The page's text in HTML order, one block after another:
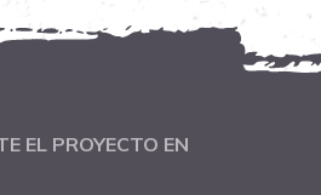
EL PROYECTO EN